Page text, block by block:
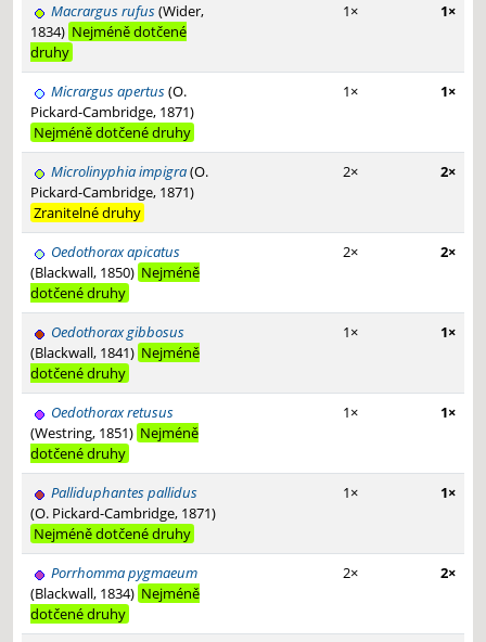
Macrargus rufus(Wider,
1834) Nejméně dotčené
druhy
1× 1×
Micrargus apertus(O.
Pickard-Cambridge, 1871)
Nejméně dotčené druhy
1× 1×
Microlinyphia impigra(O.
Pickard-Cambridge, 1871)
Zranitelné druhy
2× 2×
Oedothorax apicatus
(Blackwall, 1850) Nejméně
dotčené druhy
2× 2×
Oedothorax gibbosus
(Blackwall, 1841) Nejméně
dotčené druhy
1× 1×
Oedothorax retusus
(Westring, 1851) Nejméně
dotčené druhy
1× 1×
Palliduphantes pallidus
(O. Pickard-Cambridge, 1871)
Nejméně dotčené druhy
1× 1×
Porrhomma pygmaeum
(Blackwall, 1834) Nejméně
dotčené druhy
2× 2×